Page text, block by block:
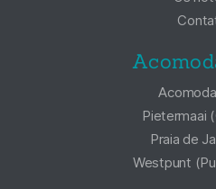
Pietermaai
Praia de
Westpunt